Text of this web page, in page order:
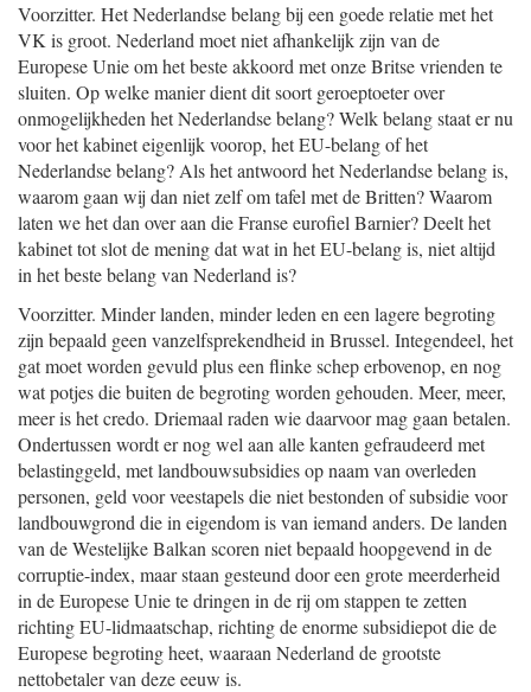
Voorzitter. Het Nederlandse belang bij een goede relatie met het
VK is groot. Nederland moet niet afhankelijk zijn van de
Europese Unie om het beste akkoord met onze Britse vrienden te
sluiten. Op welke manier dient dit soort geroeptoeter over
onmogelijkheden het Nederlandse belang? Welk belang staat er nu
voor het kabinet eigenlijk voorop, het EU-belang of het
Nederlandse belang? Als het antwoord het Nederlandse belang is,
waarom gaan wij dan niet zelf om tafel met de Britten? Waarom
laten we het dan over aan die Franse eurofiel Barnier? Deelt het
kabinet tot slot de mening dat wat in het EU-belang is, niet altijd
in het beste belang van Nederland is?
Voorzitter. Minder landen, minder leden en een lagere begroting
zijn bepaald geen vanzelfsprekendheid in Brussel. Integendeel, het
gat moet worden gevuld plus een flinke schep erbovenop, en nog
wat potjes die buiten de begroting worden gehouden. Meer, meer,
meer is het credo. Driemaal raden wie daarvoor mag gaan betalen.
Ondertussen wordt er nog wel aan alle kanten gefraudeerd met
belastinggeld, met landbouwsubsidies op naam van overleden
personen, geld voor veestapels die niet bestonden of subsidie voor
landbouwgrond die in eigendom is van iemand anders. De landen
van de Westelijke Balkan scoren niet bepaald hoopgevend in de
corruptie-index, maar staan gesteund door een grote meerderheid
in de Europese Unie te dringen in de rij om stappen te zetten
richting EU-lidmaatschap, richting de enorme subsidiepot die de
Europese begroting heet, waaraan Nederland de grootste
nettobetaler van deze eeuw is.